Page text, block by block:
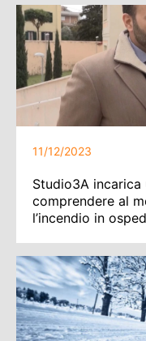
11/12/2023
Studio3A
comprendere al
l’incendio in